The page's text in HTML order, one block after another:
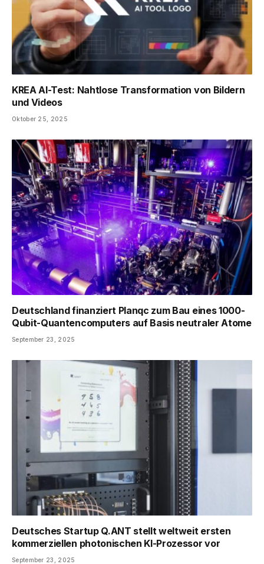
KREA AI-Test: Nahtlose Transformation von Bildern
und Videos
Oktober 25, 2025
Deutschland finanziert Planqc zum Bau eines 1000-
Qubit-Quantencomputers auf Basis neutraler Atome
September 23, 2025
Deutsches Startup Q.ANT stellt weltweit ersten
kommerziellen photonischen KI-Prozessor vor
September 23, 2025